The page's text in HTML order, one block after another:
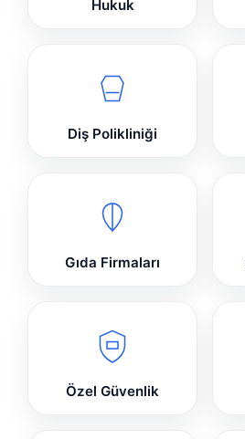
Hukuk
Diş Polikliniği
Gıda Firmaları
Özel Güvenlik